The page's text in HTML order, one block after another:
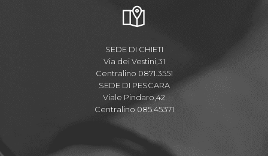
SEDE DI CHIETI
Via dei Vestini,31
Centralino 0871.3551
SEDE DI PESCARA
Viale Pindaro,42
Centralino 085.45371